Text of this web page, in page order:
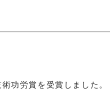
功労賞を受賞しました。